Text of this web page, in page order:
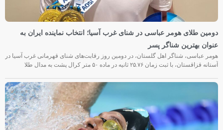
دومین طلای هومر عباسی در شنای غرب آسیا؛ انتخاب نماینده ایران به
عنوان بهترین شناگر پسر
هومر عباسی، شناگر اهل گلستان، در دومین روز رقابت‌های شنای قهرمانی غرب آسیا در
آستانه قزاقستان، با ثبت زمان ۲۵.۷۶ ثانیه در ماده ۵۰ متر کرال پشت به مدال طلا